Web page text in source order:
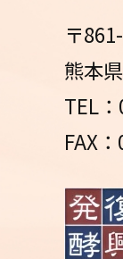
〒
熊本
TEL
FAX